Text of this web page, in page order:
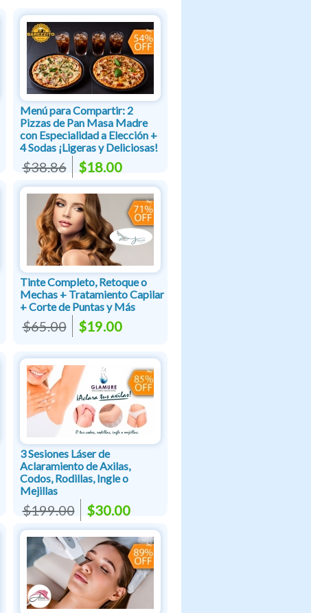
Menú para Compartir: 2
Pizzas de Pan Masa Madre
con Especialidad a Elección +
4 Sodas ¡Ligeras y Deliciosas!
$38.86 $18.00
Tinte Completo, Retoque o
Mechas + Tratamiento Capilar
+ Corte de Puntas y Más
$65.00 $19.00
3 Sesiones Láser de
Aclaramiento de Axilas,
Codos, Rodillas, Ingle o
Mejillas
$199.00 $30.00